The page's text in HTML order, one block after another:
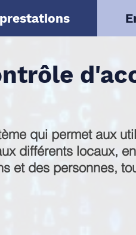
qui permet aux
différents locaux,
et des personnes,